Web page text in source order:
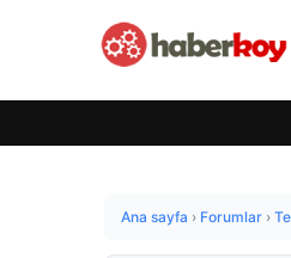
Ana sayfa › Forumlar ›